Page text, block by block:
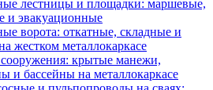
лестницы и площадки: маршевые,
и эвакуационные
ворота: откатные, складные и
жестком металлокаркасе
крытые манежи,
и бассейны на металлокаркасе